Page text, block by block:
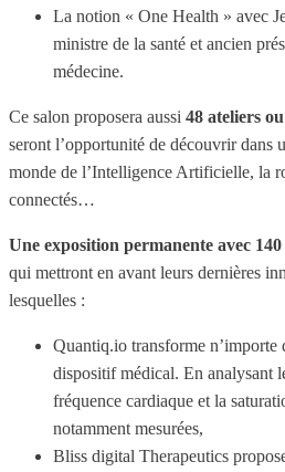
La notion « One Health » avec
ministre de la santé et ancien
médecine.
Ce salon proposera aussi 48 ateliers
seront l’opportunité de découvrir dans
monde de l’Intelligence Artificielle, la
connectés…
Une exposition permanente avec 140
qui mettront en avant leurs dernières
lesquelles :
Quantiq.io transforme n’importe
dispositif médical. En analysant
fréquence cardiaque et la
notamment mesurées,
Bliss digital Therapeutics